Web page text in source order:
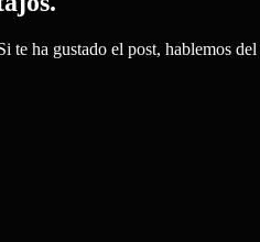
te ha gustado el post, hablemos del